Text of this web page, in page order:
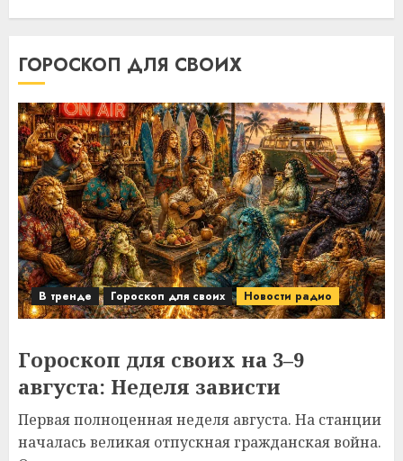
ГОРОСКОП ДЛЯ СВОИХ
В тренде Гороскоп для своих Новости радио
Гороскоп для своих на 3–9
августа: Неделя зависти
Первая полноценная неделя августа. На станции
началась великая отпускная гражданская война.